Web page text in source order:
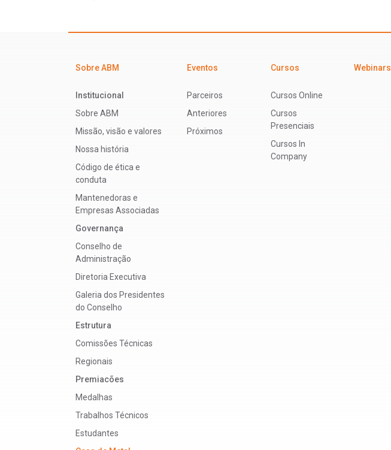
Sobre ABM
Institucional
Sobre ABM
Missão, visão e valores
Nossa história
Código de ética e
conduta
Mantenedoras e
Empresas Associadas
Governança
Conselho de
Administração
Diretoria Executiva
Galeria dos Presidentes
do Conselho
Estrutura
Comissões Técnicas
Regionais
Premiacões
Medalhas
Trabalhos Técnicos
Estudantes
Eventos
Parceiros
Anteriores
Próximos
Cursos
Cursos Online
Cursos
Presenciais
Cursos In
Company
Webinars